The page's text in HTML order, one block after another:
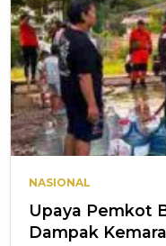
NASIONAL
Upaya Pemkot
Dampak